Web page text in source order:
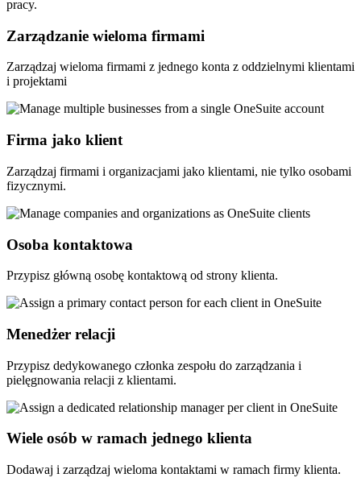
pracy.
Zarządzanie wieloma firmami
Zarządzaj wieloma firmami z jednego konta z oddzielnymi klientami
i projektami
Firma jako klient
Zarządzaj firmami i organizacjami jako klientami, nie tylko osobami
fizycznymi.
Osoba kontaktowa
Przypisz główną osobę kontaktową od strony klienta.
Menedżer relacji
Przypisz dedykowanego członka zespołu do zarządzania i
pielęgnowania relacji z klientami.
Wiele osób w ramach jednego klienta
Dodawaj i zarządzaj wieloma kontaktami w ramach firmy klienta.